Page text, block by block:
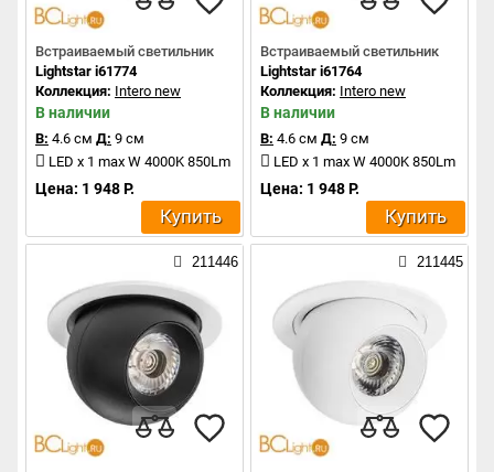
Встраиваемый светильник
Lightstar i61774
Коллекция: Intero new
В наличии
В: 4.6 см Д: 9 см
LED x 1 max W 4000K 850Lm
Цена: 1 948 Р.
Купить
Встраиваемый светильник
Lightstar i61764
Коллекция: Intero new
В наличии
В: 4.6 см Д: 9 см
LED x 1 max W 4000K 850Lm
Цена: 1 948 Р.
Купить
211446 211445